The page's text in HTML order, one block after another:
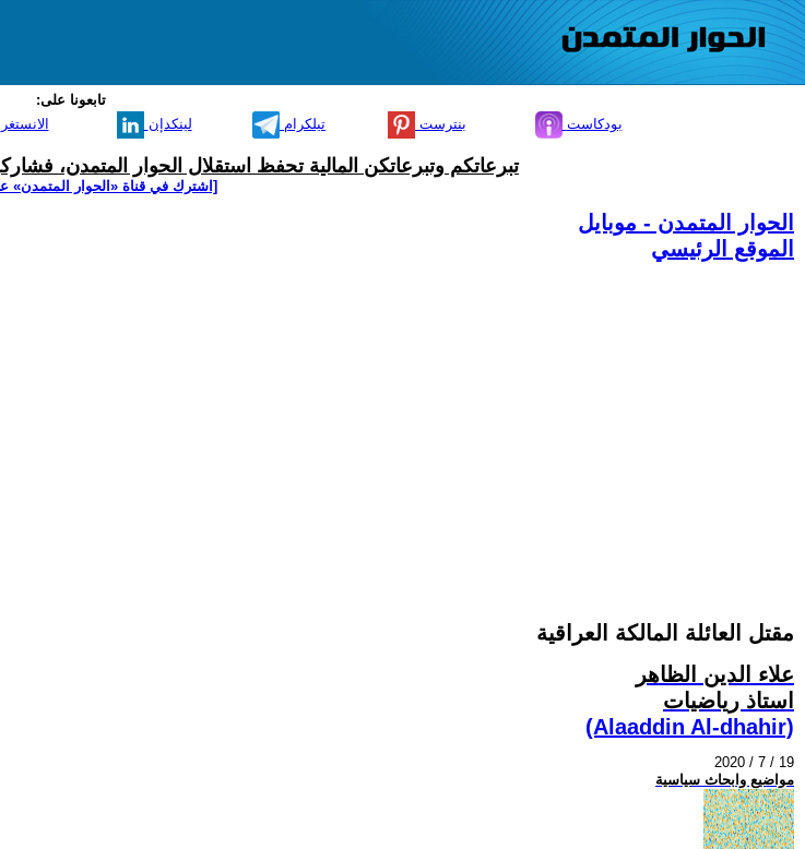
تابعونا على:
لينكدإن تيلكرام بنترست بودكاست
تبرعاتكم وتبرعاتكن المالية تحفظ استقلال الحوار المتمدن،
[اشترك في قناة ‫«الحوار المتمدن»
الحوار المتمدن - موبايل
الموقع الرئيسي
مقتل العائلة المالكة العراقية
علاء الدين الظاهر
استاذ رياضيات
(Alaaddin Al-dhahir)
2020 / 7 / 19
مواضيع وابحاث سياسية